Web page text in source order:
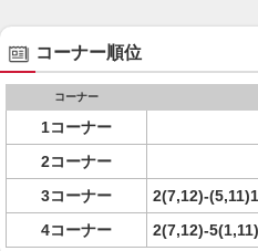
コーナー順位
コーナー
1コーナー
2コーナー
3コーナー
2(7,12)-
4コーナー
2(7,12)-